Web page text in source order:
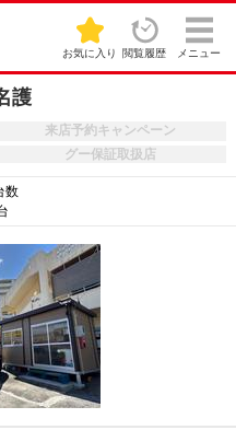
お気に入り 閲覧履歴 メニュー
護
来店予約キャンペーン
グー保証取扱店
数